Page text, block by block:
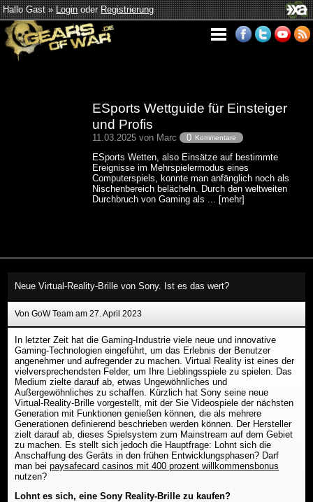
Hallo Gast »LoginoderRegistrierung
ESports Wettguide für Einsteiger
und Profis
11.03.2025 von Marc 0 Kommentare
ESports Wetten, also Einsätze auf bestimmte
Ereignisse im Mehrspielermodus eines
Computerspiels, konnte man anfänglich noch als
Nischenbereich belächeln. Durch den weltweiten
Durchbruch von Gaming als ... [mehr]
Neue Virtual-Reality-Brille von Sony. Ist es das wert?
Von GoW Team am 27. April 2023
In letzter Zeit hat die Gaming-Industrie viele neue und innovative
Gaming-Technologien eingeführt, um das Erlebnis der Benutzer
angenehmer und aufregender zu machen. Virtual Reality ist eines der
vielversprechendsten Felder, um Ihre Lieblingsspiele zu spielen. Das
Medium zielte darauf ab, etwas Ungewöhnliches und
Außergewöhnliches zu schaffen. Kürzlich hat Sony seine neue
Virtual-Reality-Brille vorgestellt, mit der Sie Videospiele der nächsten
Generation mit Funktionen genießen können, die als mehrere
Generationen definierend beschrieben werden können. Der Hersteller
zielt darauf ab, dieses Spielsystem zum Mainstream auf dem Gebiet
zu machen. Es stellt sich jedoch die Hauptfrage: Lohnt sich die
Anschaffung des Geräts in den frühen Entwicklungsphasen? Darf
man beipaysafecard casinos mit 400 prozent willkommensbonus
nutzen?
Lohnt es sich, eine Sony Reality-Brille zu kaufen?